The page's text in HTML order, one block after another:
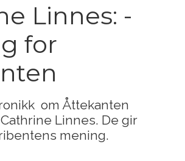
Linnes: -
for
om Åttekanten
Linnes. De gir
mening.